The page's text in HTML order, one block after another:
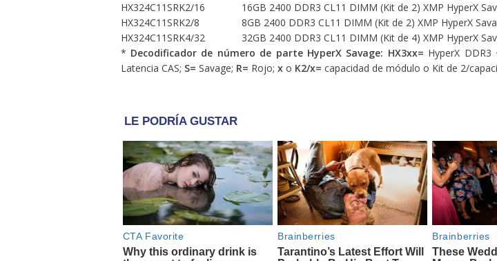
HX324C11SRK2/16
16GB 2400 DDR3 CL11 DIMM (Kit de 2) XMP HyperX
HX324C11SRK2/8
8GB 2400 DDR3 CL11 DIMM (Kit de 2) XMP HyperX
HX324C11SRK4/32
32GB 2400 DDR3 CL11 DIMM (Kit de 4) XMP HyperX
* Decodificador de número de parte HyperX Savage: HX3xx= HyperX DDR3
Latencia CAS; S= Savage; R= Rojo; xo K2/x= capacidad de módulo o Kit de 2/